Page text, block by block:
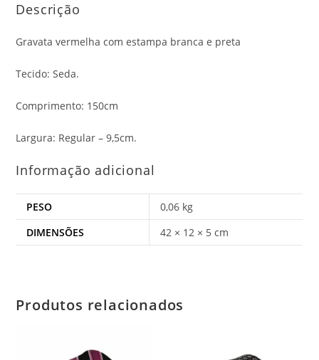
Descrição
Gravata vermelha com estampa branca e preta
Tecido: Seda.
Comprimento: 150cm
Largura: Regular – 9,5cm.
Informação adicional
PESO
0,06 kg
DIMENSÕES
42 × 12 × 5 cm
Produtos relacionados